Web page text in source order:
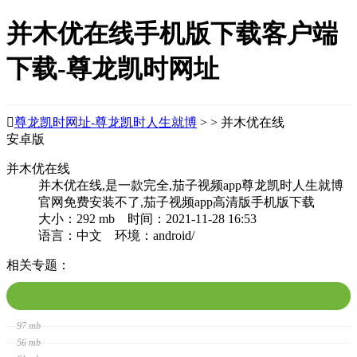
并木优在线手机版下载客户端
下载-尊龙凯时网址
尊龙凯时网址-尊龙凯时人生就博 > > 并木优在线
安卓版
并木优在线
并木优在线,是一款完全,茄子视频app尊龙凯时人生就博
官网免费安装不了,茄子视频app高清版手机版下载
大小：292 mb 时间：2021-11-28 16:53
语言：中文 环境：android/
相关专题：
97 mb
56 mb